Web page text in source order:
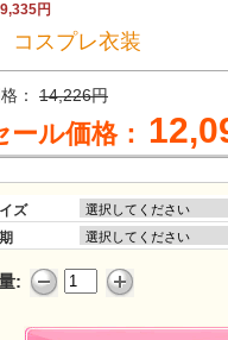
9,335円
スプレ衣装
： 14,226円
ール価格：
ズ
: